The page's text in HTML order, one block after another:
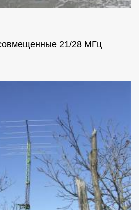
21/28 МГц